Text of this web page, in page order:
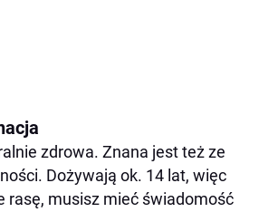
zdrowa. Znana jest też ze
Dożywają ok. 14 lat, więc
rasę, musisz mieć świadomość